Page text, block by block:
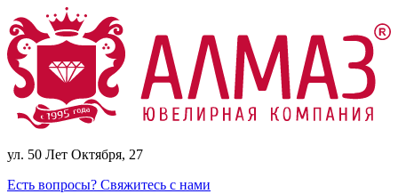
ул. 50 Лет Октября, 27
Есть вопросы? Свяжитесь с нами